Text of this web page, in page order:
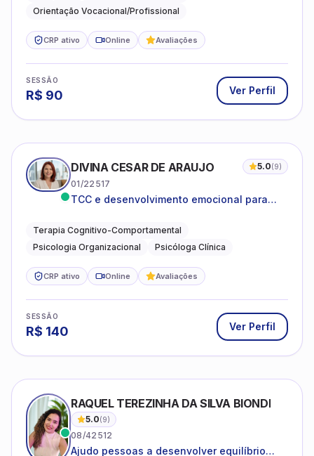
Orientação Vocacional/Profissional
CRP ativo Online Avaliações
SESSÃO
R$ 90 Ver Perfil
DIVINA CESAR DE ARAUJO 5.0(9)
01/22517
TCC e desenvolvimento emocional para
Terapia Cognitivo-Comportamental
Psicologia Organizacional
Psicóloga Clínica
CRP ativo Online Avaliações
SESSÃO
R$ 140 Ver Perfil
RAQUEL TEREZINHA DA SILVA BIONDI
5.0(9)
08/42512
Ajudo pessoas a desenvolver equilíbrio